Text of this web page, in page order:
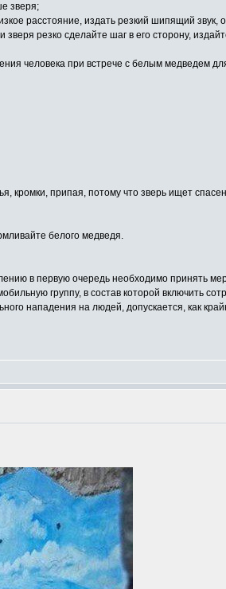
зверя;
расстояние, издать резкий шипящий
резко сделайте шаг в его сторону,
человека при встрече с белым медведем
припая, потому что зверь ищет
белого медведя.
в первую очередь необходимо принять
группу, в состав которой включить
нападения на людей, допускается, как